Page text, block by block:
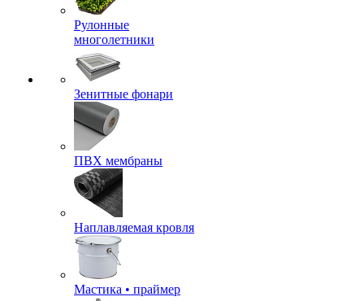
Рулонные
многолетники
Зенитные фонари
ПВХ мембраны
Наплавляемая кровля
Мастика • праймер